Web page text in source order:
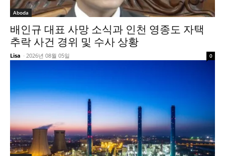
Aboda
배인규 대표 사망 소식과 인천 영종도 자택
추락 사건 경위 및 수사 상황
Lisa - 2026년 08월 05일 0